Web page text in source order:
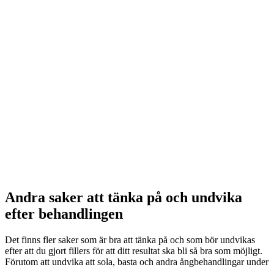
Andra saker att tänka på och undvika
efter behandlingen
Det finns fler saker som är bra att tänka på och som bör undvikas
efter att du gjort fillers för att ditt resultat ska bli så bra som möjligt.
Förutom att undvika att sola, basta och andra ångbehandlingar under